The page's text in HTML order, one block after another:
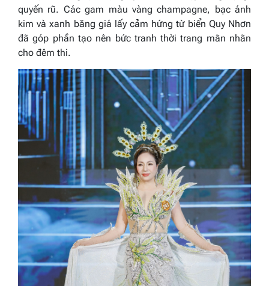
quyến rũ. Các gam màu vàng champagne, bạc ánh
kim và xanh băng giá lấy cảm hứng từ biển Quy Nhơn
đã góp phần tạo nên bức tranh thời trang mãn nhãn
cho đêm thi.